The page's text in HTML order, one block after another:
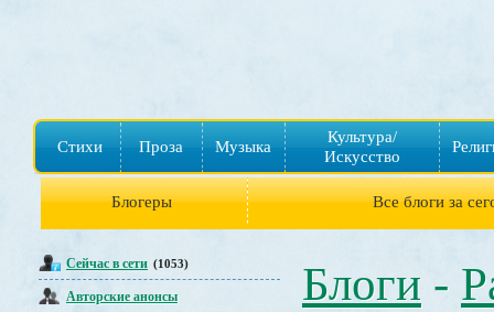
Стихи Проза Музыка
Культура/
Искусство
Блогеры Все блоги за
Сейчас в сети (1053)
Авторские анонсы Блоги -